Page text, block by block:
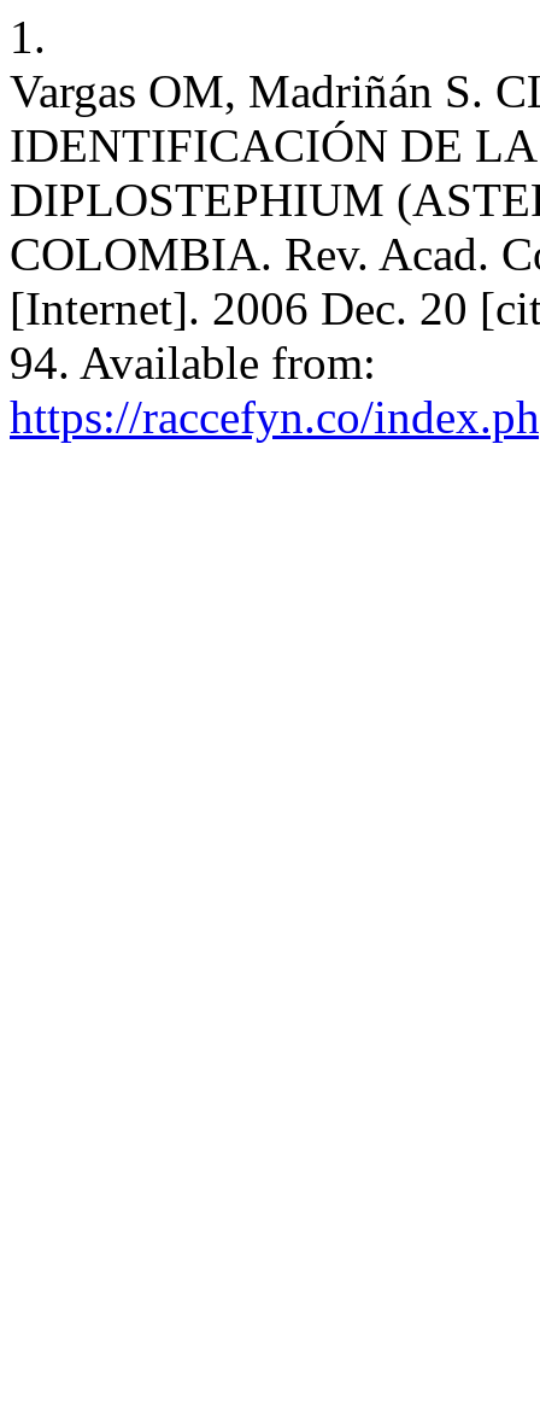
1.
Vargas OM, Madriñán S.
IDENTIFICACIÓN DE
DIPLOSTEPHIUM
COLOMBIA. Rev. Acad.
[Internet]. 2006 Dec. 20
94. Available from:
https://raccefyn.co/